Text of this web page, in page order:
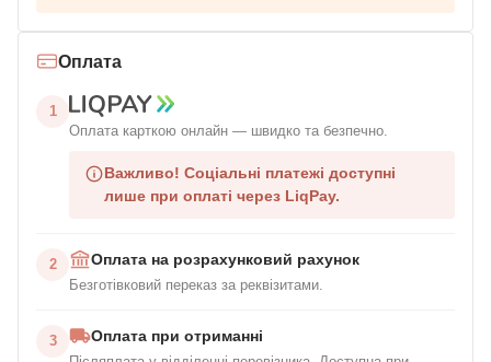
Оплата
1
Оплата карткою онлайн — швидко та безпечно.
Важливо! Соціальні платежі доступні
лише при оплаті через LiqPay.
2 Оплата на розрахунковий рахунок
Безготівковий переказ за реквізитами.
3 Оплата при отриманні